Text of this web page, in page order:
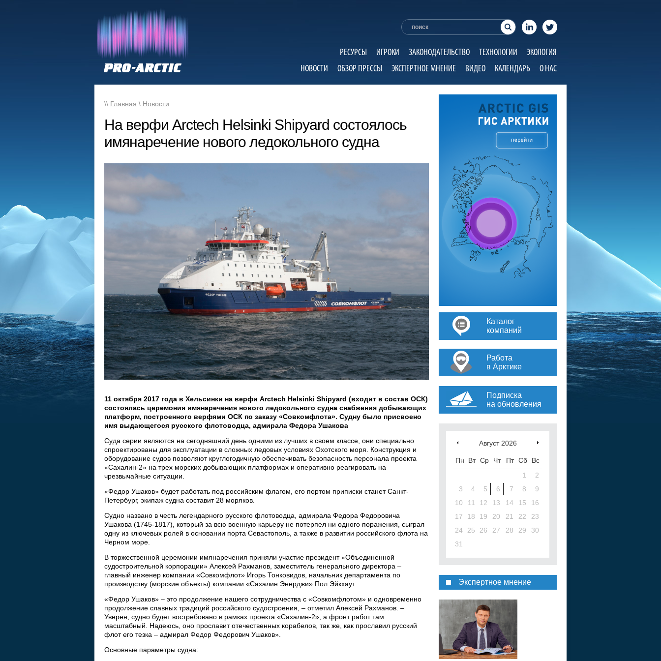
РЕСУРСЫ ИГРОКИ ЗАКОНОДАТЕЛЬСТВО ТЕХНОЛОГИИ
ЭКОЛОГИЯ
НОВОСТИ
ОБЗОР ПРЕССЫ ЭКСПЕРТНОЕ МНЕНИЕ ВИДЕО КАЛЕНДАРЬ О НАС
\\ Главная \ Новости
На верфи Arctech Helsinki Shipyard состоялось
имянаречение нового ледокольного судна
11 октября 2017 года в Хельсинки на верфи Arctech Helsinki Shipyard (входит в состав ОСК)
состоялась церемония имянаречения нового ледокольного судна снабжения добывающих
платформ, построенного верфями ОСК по заказу «Совкомфлота». Судну было присвоено
имя выдающегося русского флотоводца, адмирала Федора Ушакова
Cуда серии являются на сегодняшний день одними из лучших в своем классе, они специально
спроектированы для эксплуатации в сложных ледовых условиях Охотского моря. Конструкция и
оборудование судов позволяют круглогодичную обеспечивать безопасность персонала проекта
«Сахалин-2» на трех морских добывающих платформах и оперативно реагировать на
чрезвычайные ситуации.
«Федор Ушаков» будет работать под российским флагом, его портом приписки станет Санкт-
Петербург, экипаж судна составит 28 моряков.
Судно названо в честь легендарного русского флотоводца, адмирала Федора Федоровича
Ушакова (1745-1817), который за всю военную карьеру не потерпел ни одного поражения, сыграл
одну из ключевых ролей в основании порта Севастополь, а также в развитии российского флота на
Черном море.
В торжественной церемонии имянаречения приняли участие президент «Объединенной
судостроительной корпорации» Алексей Рахманов, заместитель генерального директора –
главный инженер компании «Совкомфлот» Игорь Тонковидов, начальник департамента по
производству (морские объекты) компании «Сахалин Энерджи» Пол Эйкхаут.
«Федор Ушаков» – это продолжение нашего сотрудничества с «Совкомфлотом» и одновременно
продолжение славных традиций российского судостроения, – отметил Алексей Рахманов. –
Уверен, судно будет востребовано в рамках проекта «Сахалин-2», а фронт работ там
масштабный. Надеюсь, оно прославит отечественных корабелов, так же, как прославил русский
флот его тезка – адмирал Федор Федорович Ушаков».
Основные параметры судна:
Каталог
компаний
Работа
в Арктике
Подписка
на обновления
Август 2026
Пн Вт Ср Чт Пт Сб
Вс
1
2
3
4 5 6 7 8
9
10
11 12 13 14 15
16
17
18 19 20 21 22
23
24
25 26 27 28 29
30
31
Экспертное мнение